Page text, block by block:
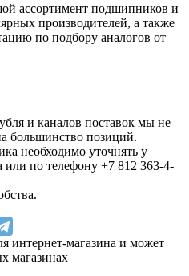
ассортимент подшипников и
производителей, а также
по подбору аналогов от
и каналов поставок мы не
большинство позиций.
необходимо уточнять у
или по телефону +7 812 363-4-
интернет-магазина и может
магазинах